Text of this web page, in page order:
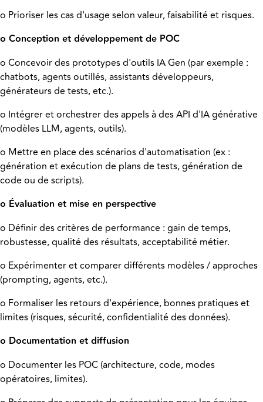
o Prioriser les cas d'usage selon valeur, faisabilité et risques.
o Conception et développement de POC
o Concevoir des prototypes d'outils IA Gen (par exemple :
chatbots, agents outillés, assistants développeurs,
générateurs de tests, etc.).
o Intégrer et orchestrer des appels à des API d'IA générative
(modèles LLM, agents, outils).
o Mettre en place des scénarios d'automatisation (ex :
génération et exécution de plans de tests, génération de
code ou de scripts).
o Évaluation et mise en perspective
o Définir des critères de performance : gain de temps,
robustesse, qualité des résultats, acceptabilité métier.
o Expérimenter et comparer différents modèles / approches
(prompting, agents, etc.).
o Formaliser les retours d'expérience, bonnes pratiques et
limites (risques, sécurité, confidentialité des données).
o Documentation et diffusion
o Documenter les POC (architecture, code, modes
opératoires, limites).